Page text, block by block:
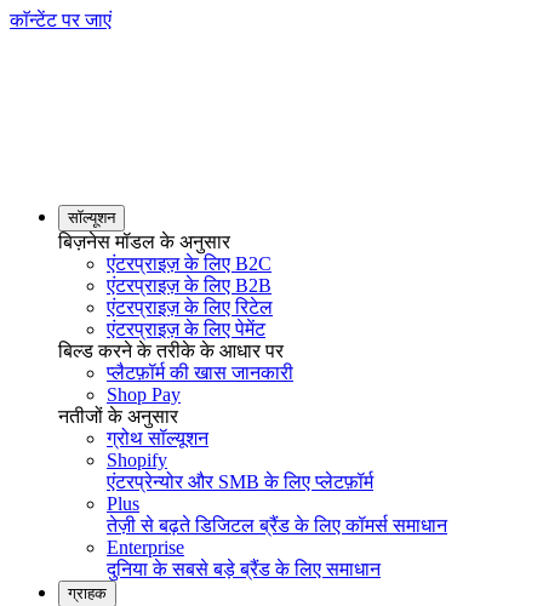
काॅन्टेंट पर जाएं
सॉल्यूशन
बिज़नेस मॉडल के अनुसार
एंटरप्राइज़ के लिए B2C
एंटरप्राइज़ के लिए B2B
एंटरप्राइज़ के लिए रिटेल
एंटरप्राइज़ के लिए पेमेंट
बिल्ड करने के तरीके के आधार पर
प्लैटफ़ॉर्म की खास जानकारी
Shop Pay
नतीजों के अनुसार
ग्रोथ सॉल्यूशन
Shopify
एंटरप्रेन्योर और SMB के लिए प्लेटफ़ॉर्म
Plus
तेज़ी से बढ़ते डिजिटल ब्रैंड के लिए कॉमर्स समाधान
Enterprise
दुनिया के सबसे बड़े ब्रैंड के लिए समाधान
ग्राहक